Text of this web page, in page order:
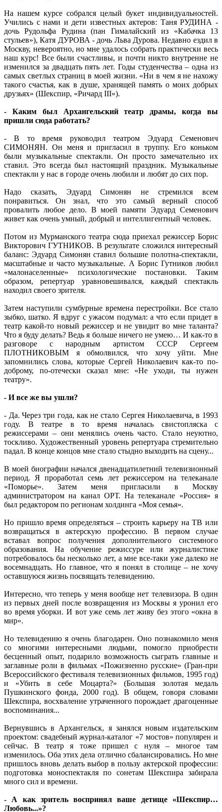
На нашем курсе собрался целый букет индивидуальностей.
Учились с нами и дети известных актеров: Таня РУДИНА -
дочь Рудольфа Рудина (пан Гималайский из «Кабачка 13
стульев»), Катя ДУРОВА - дочь Льва Дурова. Недавно ездил в
Москву, невероятно, но мне удалось собрать практически весь
наш курс! Все были счастливы, и почти никто внутренне не
изменился за двадцать пять лет. Годы студенчества – одна из
самых светлых страниц в моей жизни. «Ни в чем я не нахожу
такого счастья, как в душе, хранящей память о моих добрых
друзьях» (Шекспир, «Ричард III»).
- Каким был Архангельский театр драмы, когда вы
пришли сюда работать?
- В то время руководил театром Эдуард Семенович
СИМОНЯН. Он меня и пригласил в труппу. Его коньком
были музыкальные спектакли. Он просто замечательно их
ставил. Это всегда был настоящий праздник. Музыкальные
спектакли у нас в городе очень любили и любят до сих пор.
Надо сказать, Эдуард Симонян не стремился всем
понравиться. Он знал, что это самый верный способ
провалить любое дело. В моей памяти Эдуард Семенович
живет как очень умный, добрый и интеллигентный человек.
Потом из Мурманского театра сюда приехал режиссер Борис
Викторович ГУТНИКОВ. В результате сложился интересный
баланс: Эдуард Симонян ставил большие полотна-спектакли,
масштабные и часто музыкальные. А Борис Гутников любил
«малонаселенные» психологические постановки. Таким
образом, репертуар уравновешивался, каждый спектакль
находил своего зрителя.
Затем наступили сумбурные времена перестройки. Все стало
зыбко, шатко. Я вдруг с ужасом подумал: а что если придет в
театр какой-то новый режиссер и не увидит во мне таланта?
Что я буду делать? Ведь я больше ничего не умею… И как-то в
разговоре с народным артистом СССР Сергеем
ПЛОТНИКОВЫМ я обмолвился, что хочу уйти. Мне
запомнились слова, которые Сергей Николаевич как-то по-
доброму, по-отечески сказал мне: «Не уходи, ты нужен
театру».
- И все же вы ушли?
- Да. Через три года, как не стало Сергея Николаевича, в 1993
году. В театре в то время началась свистопляска с
режиссерами – они менялись очень часто. Стало неуютно,
тоскливо. Художественный уровень репертуара стремительно
падал. В конце концов мне стало стыдно выходить на сцену...
В моей биографии начался двенадцатилетний телевизионный
период. Я проработал семь лет режиссером на телеканале
«Поморье». Затем меня пригласили в Москву
администратором на канал ОРТ. На телеканале «Россия» я
был редактором по регионам холдинга «Моя семья».
Но пришло время определяться – строить карьеру на ТВ или
возвращаться в актерскую профессию. В первом случае
вставал вопрос получения дополнительного системного
образования. На обучение режиссуре или журналистике
потребовалось бы несколько лет, а мне все-таки уже далеко не
восемнадцать. Но главное, что я понял в столице – не хочу
оставшуюся жизнь посвящать телевидению.
Интересно, что теперь у меня вообще нет телевизора. В один
из первых дней после возвращения из Москвы я уронил его
во время уборки. И вот уже семь лет живу без этого «окна в
мир».
Но телевидению я очень благодарен. Оно познакомило меня
со многими интересными людьми, помогло приобрести
бесценный опыт, подарило возможность сыграть главные и
заглавные роли в фильмах «Пожизненно русские» (Гран-при
Всероссийского фестиваля телевизионных фильмов, 1995 год)
и «Убить в себе Моцарта?» (Большая золотая медаль
Пушкинского фонда, 2000 год). В общем, говоря словами
Шекспира, восхваление утраченного порождает драгоценные
воспоминания...
Вернувшись в Архангельск, я занялся новым издательским
проектом: свадебный журнал-каталог «7 мостов» популярен и
сейчас. В театр я тоже пришел с нуля – многое там
изменилось. Оба этих дела отлично сбалансировались. Но мне
пришлось вновь делать выбор в пользу актерской профессии:
подготовка моноспектакля по сонетам Шекспира забирала
много сил и времени.
- А как зритель воспринял ваше детище «Шекспир…
Любовь...»?